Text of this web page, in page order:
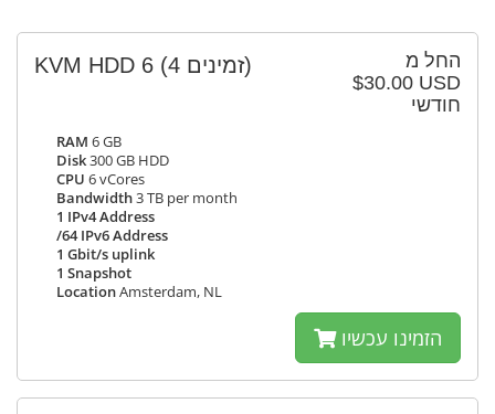
החל מ
$30.00 USD
חודשי
KVM HDD 6 (4 זמינים)
RAM 6 GB
Disk300 GB HDD
CPU 6 vCores
Bandwidth3 TB per month
1 IPv4 Address
/64 IPv6 Address
1 Gbit/s uplink
1 Snapshot
LocationAmsterdam, NL
הזמינו עכשיו